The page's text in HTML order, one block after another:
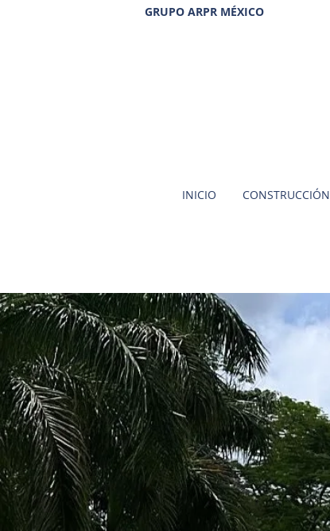
GRUPO ARPR MÉXICO
INICIO CONSTRUCCIÓN